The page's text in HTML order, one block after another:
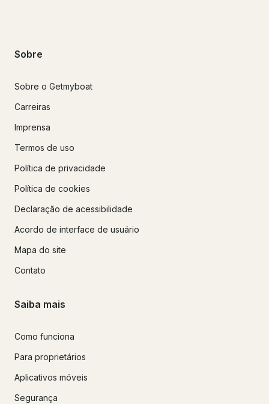
Sobre
Sobre o Getmyboat
Carreiras
Imprensa
Termos de uso
Política de privacidade
Política de cookies
Declaração de acessibilidade
Acordo de interface de usuário
Mapa do site
Contato
Saiba mais
Como funciona
Para proprietários
Aplicativos móveis
Segurança